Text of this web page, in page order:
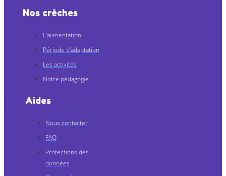
Nos crèches
L'alimentation
Période d'adaptation
Les activités
Notre pédagogie
Aides
Nous contacter
FAQ
Protections des
données